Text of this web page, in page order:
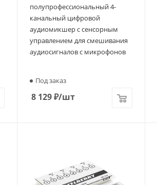
полупрофессиональный 4-
канальный цифровой
аудиомикшер с сенсорным
управлением для смешивания
аудиосигналов с микрофонов
Под заказ
8 129₽/шт